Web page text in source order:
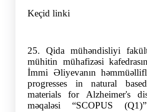
Keçid linki
25.
Qida mühəndisliyi
mühitin mühafizəsi
İmmi Əliyevanın
progresses in natural
materials for Alzheimer's
məqaləsi “SCOPUS (Q1